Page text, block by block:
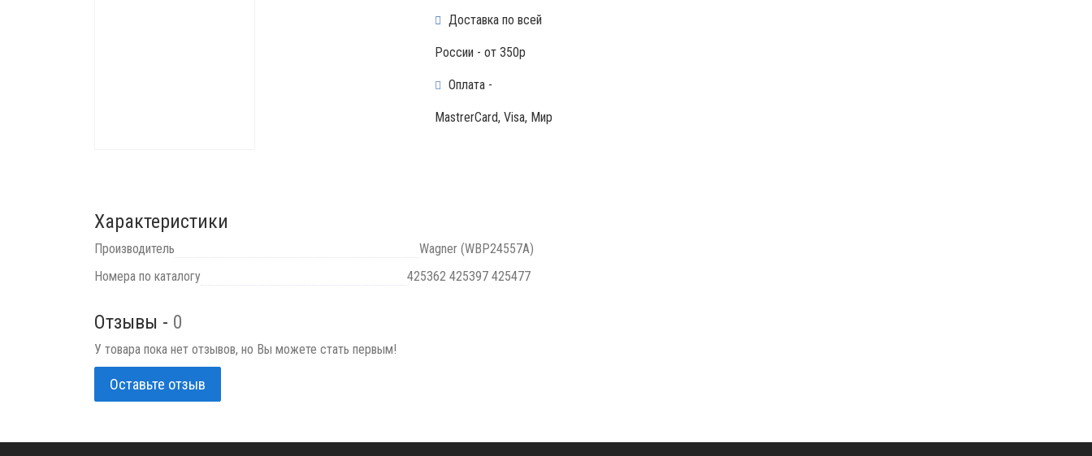
Доставка по всей
России - от 350р
Оплата -
MastrerCard, Visa, Мир
Характеристики
Производитель
Wagner (WBP24557A)
Номера по каталогу
425362 425397 425477
Отзывы - 0
У товара пока нет отзывов, но Вы можете стать первым!
Оставьте отзыв